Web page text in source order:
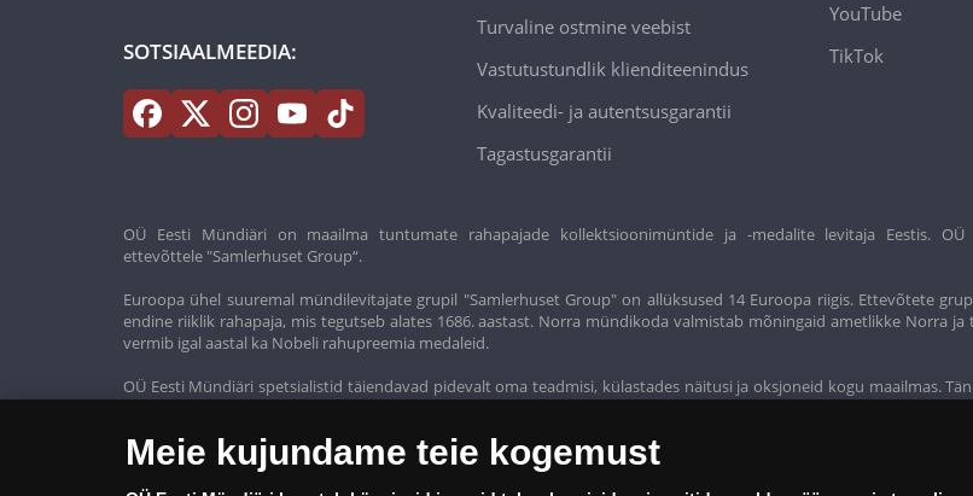
SOTSIAALMEEDIA:
Turvaline ostmine veebist
Vastutustundlik klienditeenindus
Kvaliteedi- ja autentsusgarantii
Tagastusgarantii
YouTube
TikTok
OÜ Eesti Mündiäri on maailma tuntumate rahapajade kollektsioonimüntide ja -medalite levitaja Eestis.
ettevõttele "Samlerhuset Group“.
Euroopa ühel suuremal mündilevitajate grupil "Samlerhuset Group" on allüksused 14 Euroopa riigis. Ettevõtete
endine riiklik rahapaja, mis tegutseb alates 1686. aastast. Norra mündikoda valmistab mõningaid ametlikke Norra
vermib igal aastal ka Nobeli rahupreemia medaleid.
OÜ Eesti Mündiäri spetsialistid täiendavad pidevalt oma teadmisi, külastades näitusi ja oksjoneid kogu maailmas.
Meie kujundame teie kogemust